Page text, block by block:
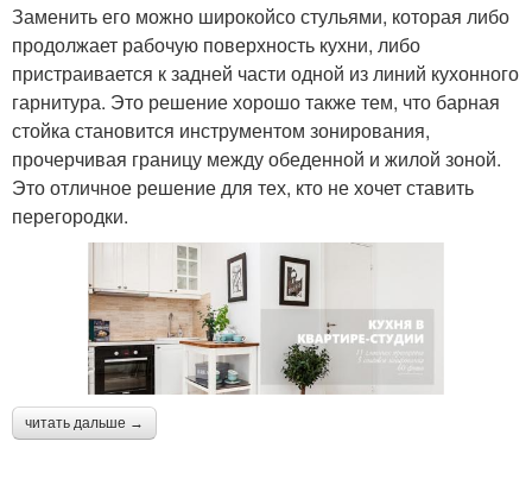
Заменить его можно широкойсо стульями, которая либо
продолжает рабочую поверхность кухни, либо
пристраивается к задней части одной из линий кухонного
гарнитура. Это решение хорошо также тем, что барная
стойка становится инструментом зонирования,
прочерчивая границу между обеденной и жилой зоной.
Это отличное решение для тех, кто не хочет ставить
перегородки.
читать дальше →